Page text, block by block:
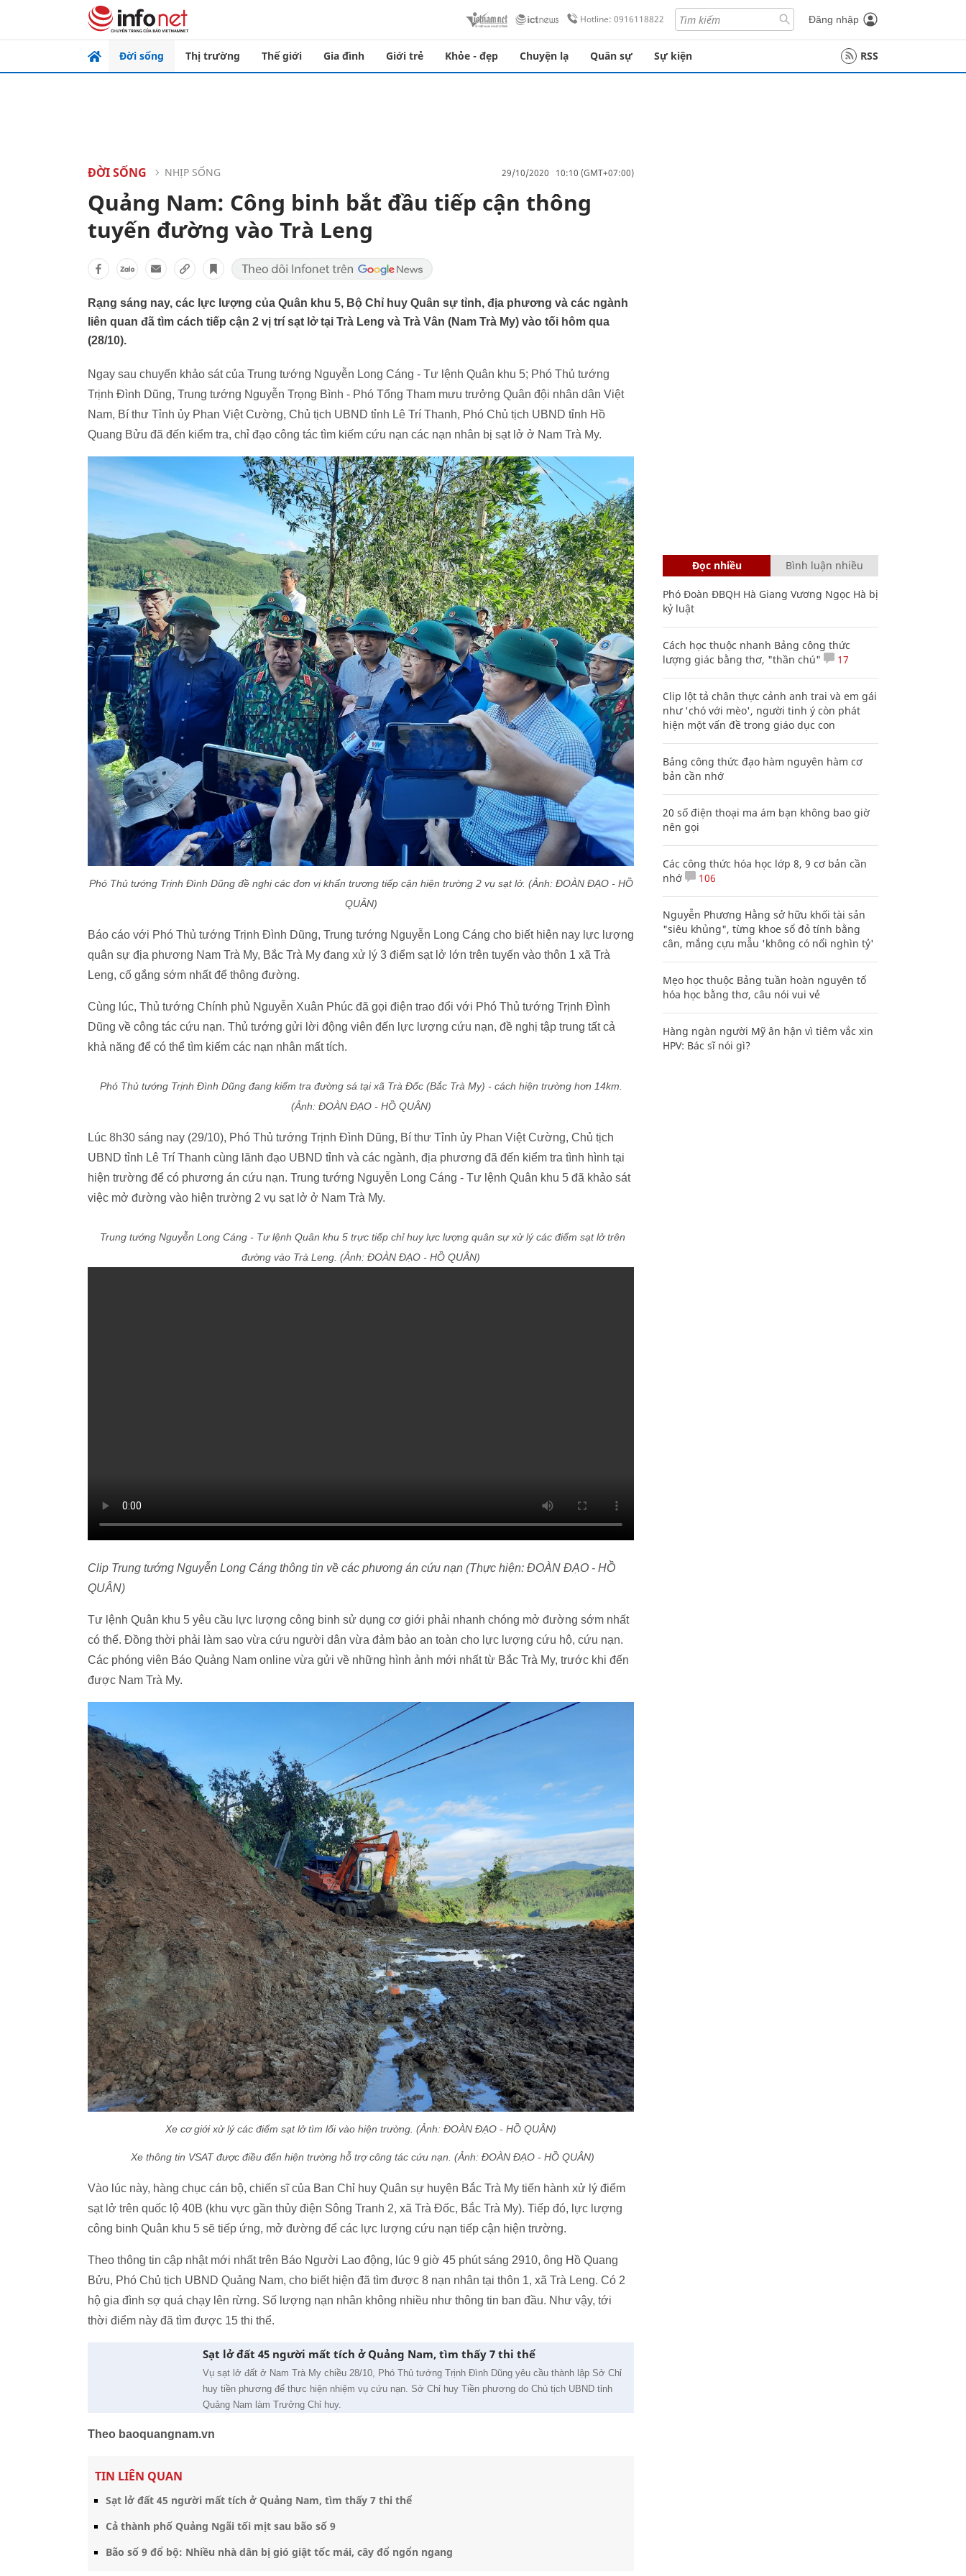
Hotline: 0916118822 Đăng nhập
Đời sống Thị trường Thế giới Gia đình Giới trẻ Khỏe - đẹp Chuyện lạ Quân sự Sự kiện RSS
ĐỜI SỐNG NHỊP SỐNG 29/10/2020 10:10 (GMT+07:00)
Quảng Nam: Công binh bắt đầu tiếp cận thông
tuyến đường vào Trà Leng
Rạng sáng nay, các lực lượng của Quân khu 5, Bộ Chỉ huy Quân sự tỉnh, địa phương và các ngành
liên quan đã tìm cách tiếp cận 2 vị trí sạt lở tại Trà Leng và Trà Vân (Nam Trà My) vào tối hôm qua
(28/10).
Ngay sau chuyến khảo sát của Trung tướng Nguyễn Long Cáng - Tư lệnh Quân khu 5; Phó Thủ tướng
Trịnh Đình Dũng, Trung tướng Nguyễn Trọng Bình - Phó Tổng Tham mưu trưởng Quân đội nhân dân Việt
Nam, Bí thư Tỉnh ủy Phan Việt Cường, Chủ tịch UBND tỉnh Lê Trí Thanh, Phó Chủ tịch UBND tỉnh Hồ
Quang Bửu đã đến kiểm tra, chỉ đạo công tác tìm kiếm cứu nạn các nạn nhân bị sạt lở ở Nam Trà My.
Phó Thủ tướng Trịnh Đình Dũng đề nghị các đơn vị khẩn trương tiếp cận hiện trường 2 vụ sạt lở. (Ảnh: ĐOÀN ĐẠO - HỒ
QUÂN)
Báo cáo với Phó Thủ tướng Trịnh Đình Dũng, Trung tướng Nguyễn Long Cáng cho biết hiện nay lực lượng
quân sự địa phương Nam Trà My, Bắc Trà My đang xử lý 3 điểm sạt lở lớn trên tuyến vào thôn 1 xã Trà
Leng, cố gắng sớm nhất để thông đường.
Cùng lúc, Thủ tướng Chính phủ Nguyễn Xuân Phúc đã gọi điện trao đổi với Phó Thủ tướng Trịnh Đình
Dũng về công tác cứu nạn. Thủ tướng gửi lời động viên đến lực lượng cứu nạn, đề nghị tập trung tất cả
khả năng để có thể tìm kiếm các nạn nhân mất tích.
Phó Thủ tướng Trịnh Đình Dũng đang kiểm tra đường sá tại xã Trà Đốc (Bắc Trà My) - cách hiện trường hơn 14km.
(Ảnh: ĐOÀN ĐẠO - HỒ QUÂN)
Lúc 8h30 sáng nay (29/10), Phó Thủ tướng Trịnh Đình Dũng, Bí thư Tỉnh ủy Phan Việt Cường, Chủ tịch
UBND tỉnh Lê Trí Thanh cùng lãnh đạo UBND tỉnh và các ngành, địa phương đã đến kiểm tra tình hình tại
hiện trường để có phương án cứu nạn. Trung tướng Nguyễn Long Cáng - Tư lệnh Quân khu 5 đã khảo sát
việc mở đường vào hiện trường 2 vụ sạt lở ở Nam Trà My.
Trung tướng Nguyễn Long Cáng - Tư lệnh Quân khu 5 trực tiếp chỉ huy lực lượng quân sự xử lý các điểm sạt lở trên
đường vào Trà Leng. (Ảnh: ĐOÀN ĐẠO - HỒ QUÂN)
Clip Trung tướng Nguyễn Long Cáng thông tin về các phương án cứu nạn (Thực hiện: ĐOÀN ĐẠO - HỒ
QUÂN)
Tư lệnh Quân khu 5 yêu cầu lực lượng công binh sử dụng cơ giới phải nhanh chóng mở đường sớm nhất
có thể. Đồng thời phải làm sao vừa cứu người dân vừa đảm bảo an toàn cho lực lượng cứu hộ, cứu nạn.
Các phóng viên Báo Quảng Nam online vừa gửi về những hình ảnh mới nhất từ Bắc Trà My, trước khi đến
được Nam Trà My.
Xe cơ giới xử lý các điểm sạt lở tìm lối vào hiện trường. (Ảnh: ĐOÀN ĐẠO - HỒ QUÂN)
Xe thông tin VSAT được điều đến hiện trường hỗ trợ công tác cứu nạn. (Ảnh: ĐOÀN ĐẠO - HỒ QUÂN)
Vào lúc này, hàng chục cán bộ, chiến sĩ của Ban Chỉ huy Quân sự huyện Bắc Trà My tiến hành xử lý điểm
sạt lở trên quốc lộ 40B (khu vực gần thủy điện Sông Tranh 2, xã Trà Đốc, Bắc Trà My). Tiếp đó, lực lượng
công binh Quân khu 5 sẽ tiếp ứng, mở đường để các lực lượng cứu nạn tiếp cận hiện trường.
Theo thông tin cập nhật mới nhất trên Báo Người Lao động, lúc 9 giờ 45 phút sáng 2910, ông Hồ Quang
Bửu, Phó Chủ tịch UBND Quảng Nam, cho biết hiện đã tìm được 8 nạn nhân tại thôn 1, xã Trà Leng. Có 2
hộ gia đình sợ quá chạy lên rừng. Số lượng nạn nhân không nhiều như thông tin ban đầu. Như vậy, tới
thời điểm này đã tìm được 15 thi thể.
Sạt lở đất 45 người mất tích ở Quảng Nam, tìm thấy 7 thi thể
Vụ sạt lở đất ở Nam Trà My chiều 28/10, Phó Thủ tướng Trịnh Đình Dũng yêu cầu thành lập Sở Chỉ
huy tiền phương để thực hiện nhiệm vụ cứu nạn. Sở Chỉ huy Tiền phương do Chủ tịch UBND tỉnh
Quảng Nam làm Trưởng Chỉ huy.
Theo baoquangnam.vn
TIN LIÊN QUAN
Sạt lở đất 45 người mất tích ở Quảng Nam, tìm thấy 7 thi thể
Cả thành phố Quảng Ngãi tối mịt sau bão số 9
Bão số 9 đổ bộ: Nhiều nhà dân bị gió giật tốc mái, cây đổ ngổn ngang
Đọc nhiều Bình luận nhiều
Phó Đoàn ĐBQH Hà Giang Vương Ngọc Hà bị
kỷ luật
Cách học thuộc nhanh Bảng công thức
lượng giác bằng thơ, "thần chú"
17
Clip lột tả chân thực cảnh anh trai và em gái
như 'chó với mèo', người tinh ý còn phát
hiện một vấn đề trong giáo dục con
Bảng công thức đạo hàm nguyên hàm cơ
bản cần nhớ
20 số điện thoại ma ám bạn không bao giờ
nên gọi
Các công thức hóa học lớp 8, 9 cơ bản cần
nhớ
106
Nguyễn Phương Hằng sở hữu khối tài sản
"siêu khủng", từng khoe sổ đỏ tính bằng
cân, mắng cựu mẫu 'không có nổi nghìn tỷ'
Mẹo học thuộc Bảng tuần hoàn nguyên tố
hóa học bằng thơ, câu nói vui vẻ
Hàng ngàn người Mỹ ân hận vì tiêm vắc xin
HPV: Bác sĩ nói gì?